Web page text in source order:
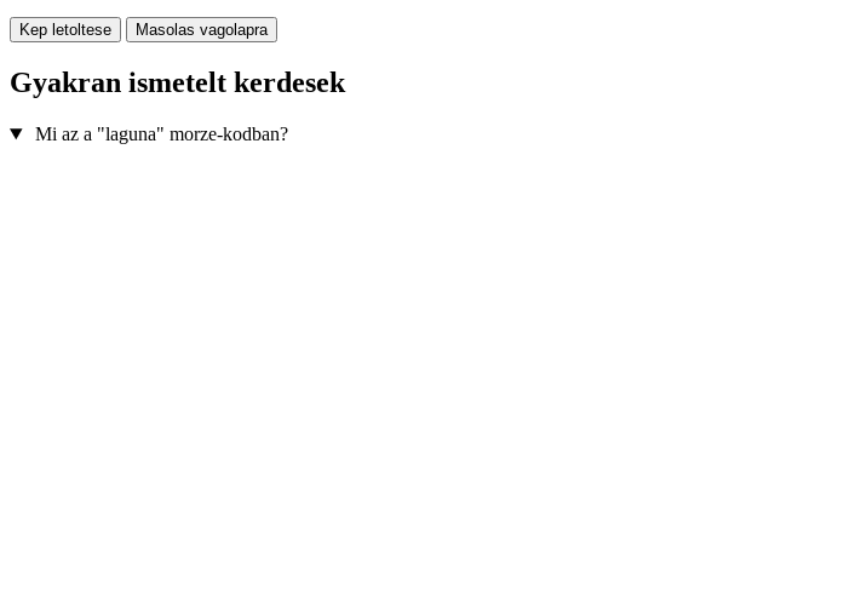
Kep letoltese Masolas vagolapra
Gyakran ismetelt kerdesek
Mi az a "laguna" morze-kodban?